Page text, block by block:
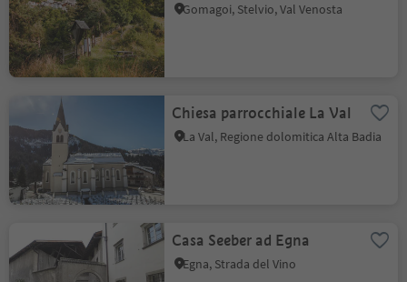
Gomagoi, Stelvio, Val Venosta
Chiesa parrocchiale La Val
La Val, Regione dolomitica Alta Badia
Casa Seeber ad Egna
Egna, Strada del Vino